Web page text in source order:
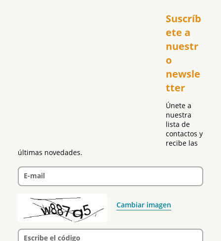
Suscríb
ete a
nuestr
o
newsle
tter
Únete a
nuestra
lista de
contactos y
recibe las
últimas novedades.
E-mail
Cambiar imagen
Escribe el código